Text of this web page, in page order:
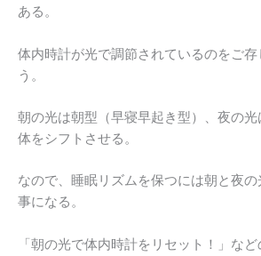
ある。
体内時計が光で調節されているのをご
う。
朝の光は朝型（早寝早起き型）、夜の
体をシフトさせる。
なので、睡眠リズムを保つには朝と夜
事になる。
「朝の光で体内時計をリセット！」な